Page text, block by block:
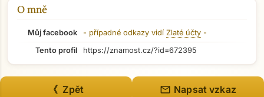
O mně
Můj facebook - případné odkazy vidí Zlaté účty -
Tento profil
https://znamost.cz/?id=672395
《 Zpět mail Napsat vzkaz